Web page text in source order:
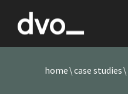
home case studies